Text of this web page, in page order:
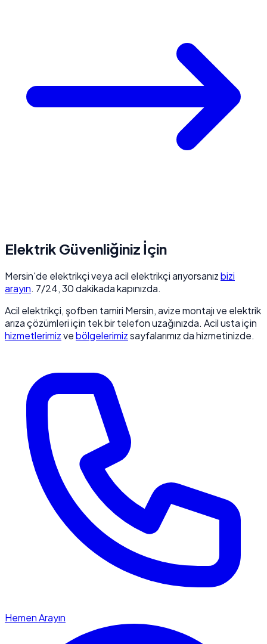
Elektrik Güvenliğiniz İçin
Mersin'de elektrikçi veya acil elektrikçi arıyorsanızbizi
arayın. 7/24, 30 dakikada kapınızda.
Acil elektrikçi, şofben tamiri Mersin, avize montajı ve elektrik
arıza çözümleri için tek bir telefon uzağınızda. Acil usta için
hizmetlerimizvebölgelerimizsayfalarımız da hizmetinizde.
Hemen Arayın